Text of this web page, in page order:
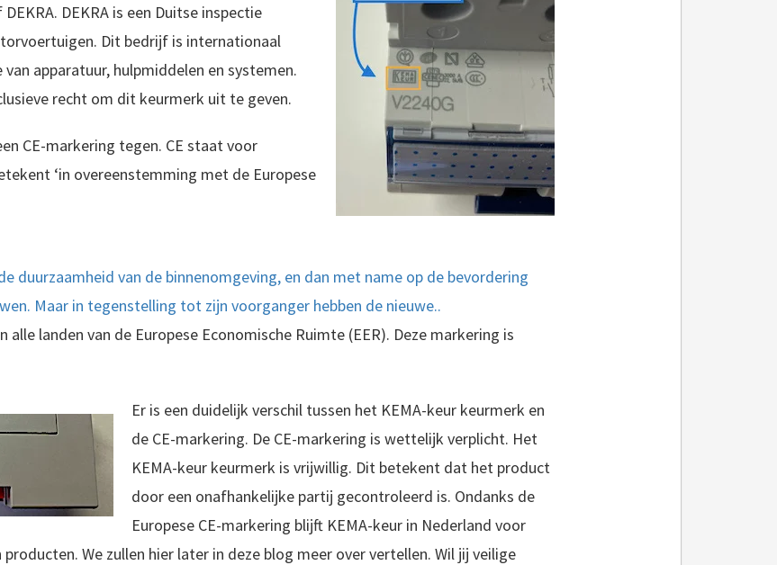
DEKRA is een Duitse inspectie
Dit bedrijf is internationaal
apparatuur, hulpmiddelen en systemen.
recht om dit keurmerk uit te geven.
CE-markering tegen. CE staat voor
‘in overeenstemming met de Europese
duurzaamheid van de binnenomgeving, en dan met name op de bevordering
Maar in tegenstelling tot zijn voorganger hebben de nieuwe..
alle landen van de Europese Economische Ruimte (EER). Deze markering is
Er is een duidelijk verschil tussen het KEMA-keur keurmerk en
de CE-markering. De CE-markering is wettelijk verplicht. Het
KEMA-keur keurmerk is vrijwillig. Dit betekent dat het product
door een onafhankelijke partij gecontroleerd is. Ondanks de
Europese CE-markering blijft KEMA-keur in Nederland voor
We zullen hier later in deze blog meer over vertellen. Wil jij veilige